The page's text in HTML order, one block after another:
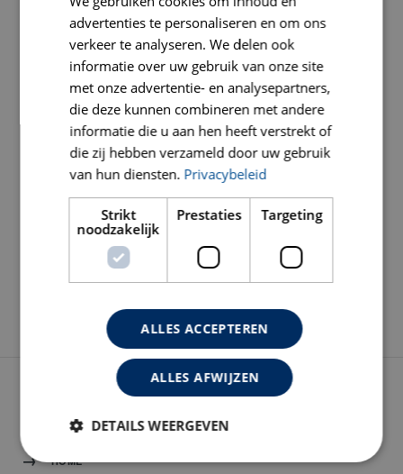
Carat Nederland b.v. behoort tot de snelgroeiende
internationale Carat-groep met vestigingen in België,
Denemarken en importeurs in diverse landen. Carat is een
gerenommeerd producent en importeur van gediamanteerde
gereedschappen en machines voor onder meer het zagen en
boren in steen en beton. Het assortiment wordt regelmatig
uitgebreid met innovatieve producten. Voortdurende
NAVIGATIE
HOME
advertenties te personaliseren en om ons
verkeer te analyseren. We delen ook
informatie over uw gebruik van onze site
met onze advertentie- en analysepartners,
die deze kunnen combineren met andere
informatie die u aan hen heeft verstrekt of
die zij hebben verzameld door uw gebruik
van hun diensten. Privacybeleid
Strikt
noodzakelijk
Prestaties Targeting
ALLES ACCEPTEREN
ALLES AFWIJZEN
DETAILS WEERGEVEN